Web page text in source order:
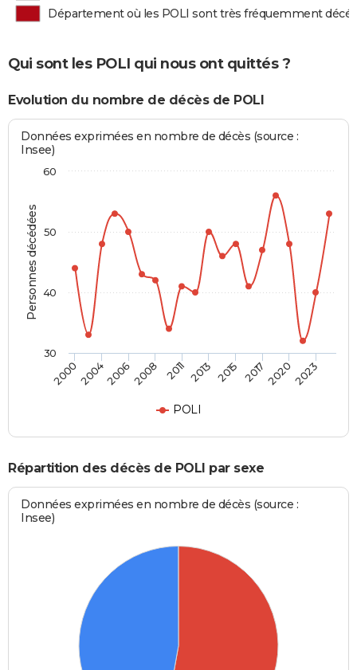
Département où les POLI sont très fréquemment
Qui sont les POLI qui nous ont quittés ?
Evolution du nombre de décès de POLI
Personnes décédées
Données exprimées en nombre de décès (source :
Insee)
POLI
2000200420062008 2011 2013 2015 201720202023
30
40
50
60
Répartition des décès de POLI par sexe
Données exprimées en nombre de décès (source :
Insee)